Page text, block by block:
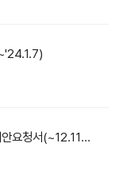
요청서(~12.11,